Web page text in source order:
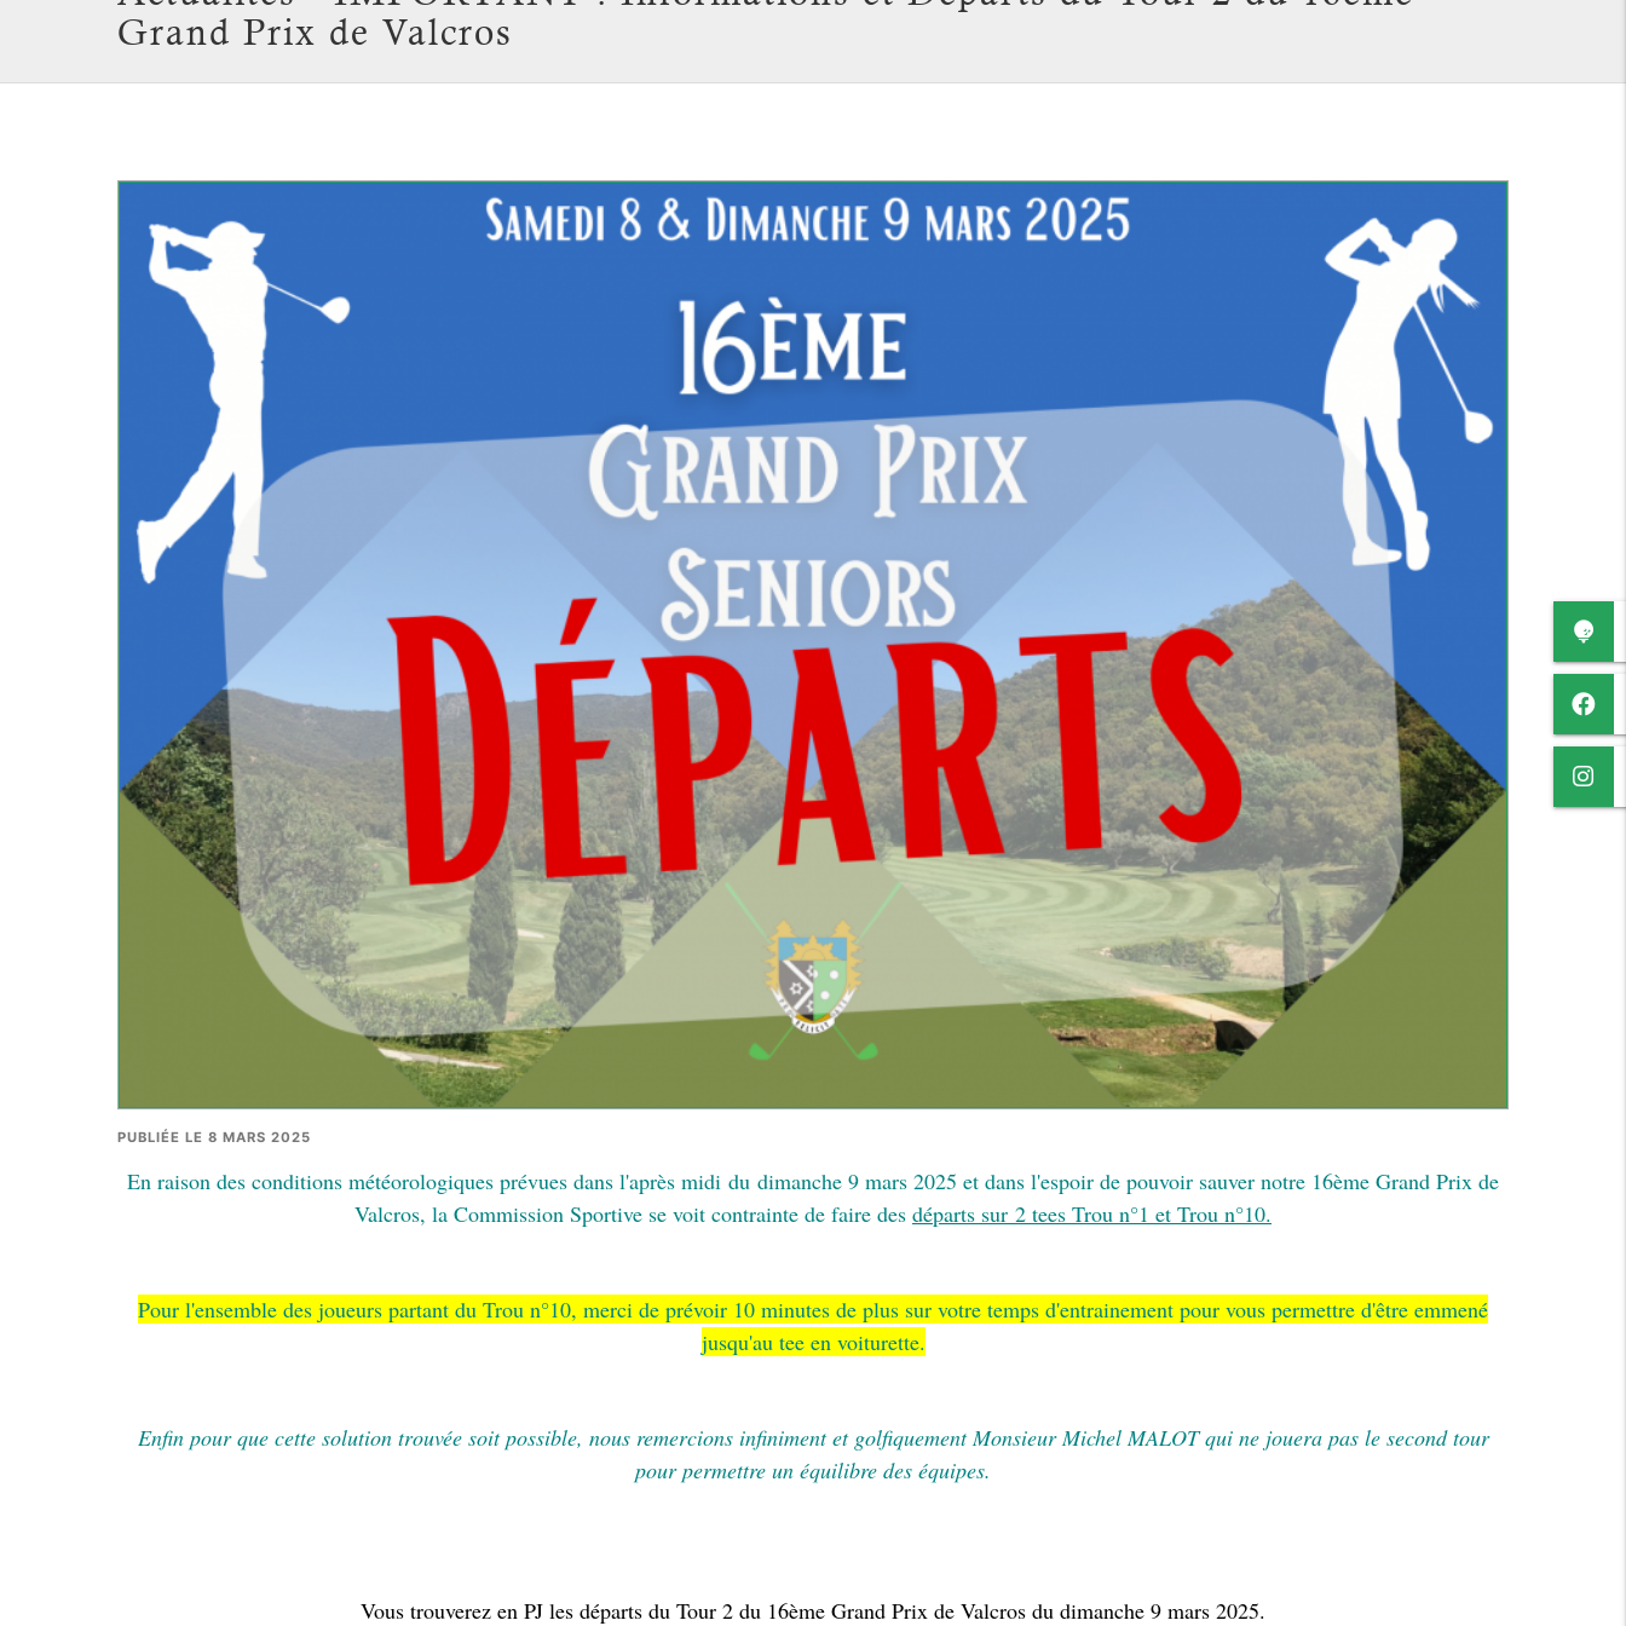
Grand Prix de Valcros
PUBLIÉE LE 8 MARS 2025
En raison des conditions météorologiques prévues dans l'après midi du dimanche 9 mars 2025 et dans l'espoir de pouvoir sauver notre 16ème Grand Prix de
Valcros, la Commission Sportive se voit contrainte de faire des départs sur 2 tees Trou n°1 et Trou n°10.
Pour l'ensemble des joueurs partant du Trou n°10, merci de prévoir 10 minutes de plus sur votre temps d'entrainement pour vous permettre d'être emmené
jusqu'au tee en voiturette.
Enfin pour que cette solution trouvée soit possible, nous remercions infiniment et golfiquement Monsieur Michel MALOT qui ne jouera pas le second tour
pour permettre un équilibre des équipes.
Vous trouverez en PJ les départs du Tour 2 du 16ème Grand Prix de Valcros du dimanche 9 mars 2025.